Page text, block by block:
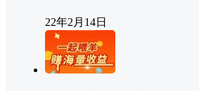
22年2月14日